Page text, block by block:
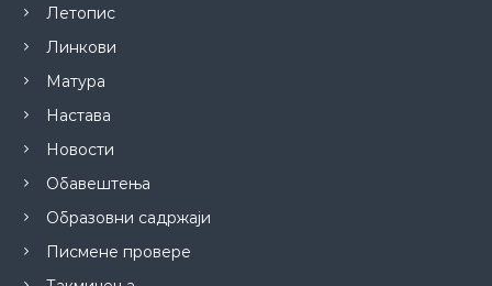
Летопис
Линкови
Матура
Настава
Новости
Обавештења
Образовни садржаји
Писмене провере